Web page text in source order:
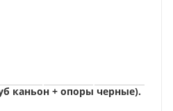
каньон + опоры черные).